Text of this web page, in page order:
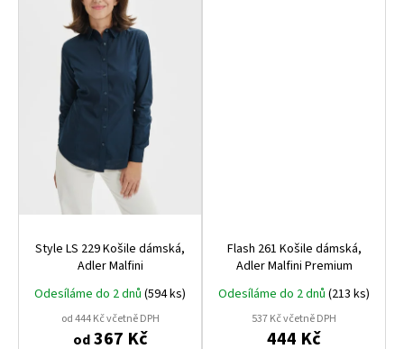
Style LS 229 Košile dámská,
Adler Malfini
Odesíláme do 2 dnů (594 ks)
od 444 Kč včetně DPH
od367 Kč
Flash 261 Košile dámská,
Adler Malfini Premium
Odesíláme do 2 dnů (213 ks)
537 Kč včetně DPH
444 Kč